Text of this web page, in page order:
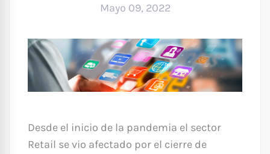
Mayo 09, 2022
Desde el inicio de la pandemia el sector
Retail se vio afectado por el cierre de